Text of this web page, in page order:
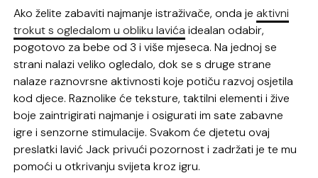
Ako želite zabaviti najmanje istraživače, onda jeaktivni
trokut s ogledalom u obliku lavića idealan odabir,
pogotovo za bebe od 3 i više mjeseca. Na jednoj se
strani nalazi veliko ogledalo, dok se s druge strane
nalaze raznovrsne aktivnosti koje potiču razvoj osjetila
kod djece. Raznolike će teksture, taktilni elementi i žive
boje zaintrigirati najmanje i osigurati im sate zabavne
igre i senzorne stimulacije. Svakom će djetetu ovaj
preslatki lavić Jack privući pozornost i zadržati je te mu
pomoći u otkrivanju svijeta kroz igru.